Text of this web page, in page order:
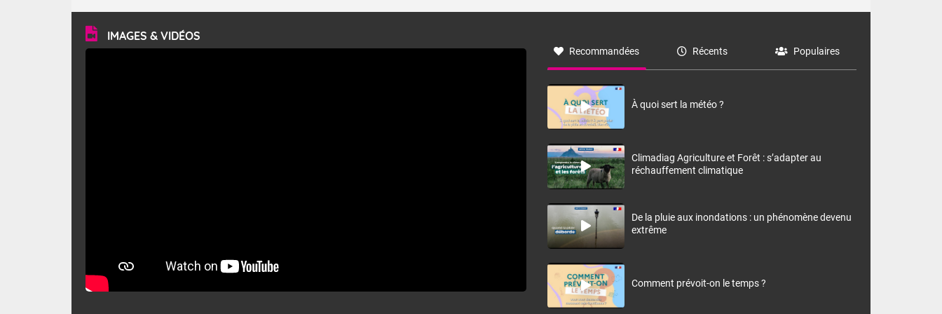
vitesse moyenne de 50 km/h et atteindre 80 à 100 km/h
en rafales, parfois davantage. Il parcourt la basse vallée
du Rhône et la Provence et envahit le littoral
méditerranéen à partir de la Camargue.
à nord-ouest, dans un secteur qui part du Roussillon à la
monts, en allusion aux régions montagneuses d’où
IMAGES & VIDÉOS
Recommandées Récents Populaires
À quoi sert la météo ?
Climadiag Agriculture et Forêt : s’adapter au
réchauffement climatique
De la pluie aux inondations : un phénomène devenu
extrême
Comment prévoit-on le temps ?